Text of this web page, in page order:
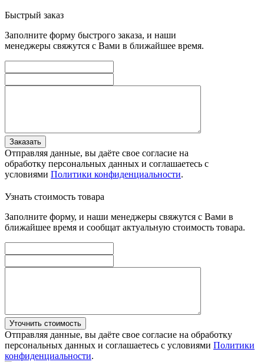
Быстрый заказ
Заполните форму быстрого заказа, и наши
менеджеры свяжутся с Вами в ближайшее время.
Заказать
Отправляя данные, вы даёте свое согласие на
обработку персональных данных и соглашаетесь с
условиями Политики конфиденциальности.
Узнать стоимость товара
Заполните форму, и наши менеджеры свяжутся с Вами в
ближайшее время и сообщат актуальную стоимость товара.
Уточнить стоимость
Отправляя данные, вы даёте свое согласие на обработку
персональных данных и соглашаетесь с условиями Политики
конфиденциальности.